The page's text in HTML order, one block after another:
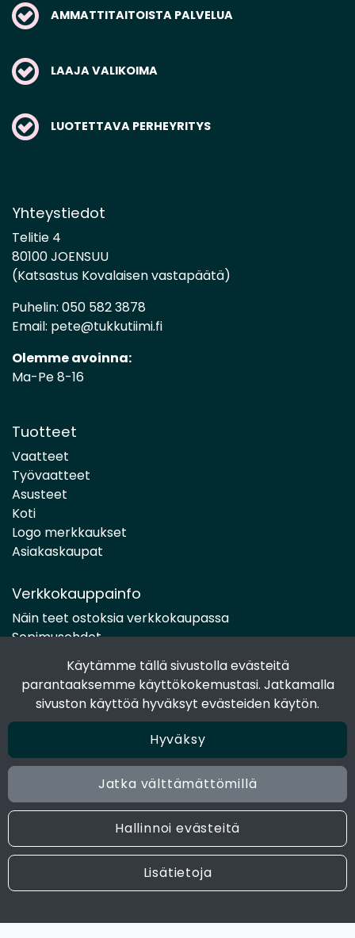
Käytämme tällä sivustolla evästeitä
parantaaksemme käyttökokemustasi. Jatkamalla
sivuston käyttöä hyväksyt evästeiden käytön.
Hyväksy
Jatka välttämättömillä
Hallinnoi evästeitä
Lisätietoja
AMMATTITAITOISTA PALVELUA
LAAJA VALIKOIMA
LUOTETTAVA PERHEYRITYS
Yhteystiedot
Telitie 4
80100 JOENSUU
(Katsastus Kovalaisen vastapäätä)
Puhelin: 050 582 3878
Email: pete@tukkutiimi.fi
Olemme avoinna:
Ma-Pe 8-16
Tuotteet
Vaatteet
Työvaatteet
Asusteet
Koti
Logo merkkaukset
Asiakaskaupat
Verkkokauppainfo
Näin teet ostoksia verkkokaupassa
Sopimusehdot
Toimitustavat
Maksutavat
Tietosuojaseloste
Seuraa sosiaalisessa mediassa
Facebook
Instagram
© 2024 Joen Tukkutiimi. All rights reserved. Site by